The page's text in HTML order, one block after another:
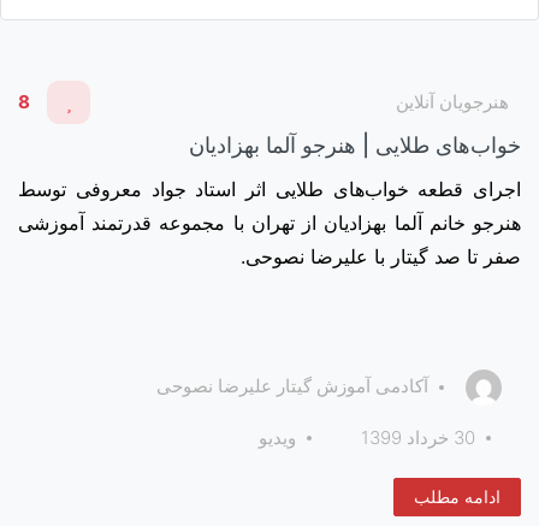
هنرجویان آنلاین 8
خواب‌های طلایی | هنرجو آلما بهزادیان
اجرای قطعه خواب‌های طلایی اثر استاد جواد معروفی توسط
هنرجو خانم آلما بهزادیان از تهران با مجموعه قدرتمند آموزشی
صفر تا صد گیتار با علیرضا نصوحی.
آکادمی آموزش گیتار علیرضا نصوحی
30 خرداد 1399 ویدیو
ادامه مطلب